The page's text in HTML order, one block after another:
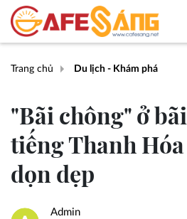
Trang chủ Du lịch - Khám phá
"Bãi chông" ở
tiếng Thanh
dọn dẹp
Admin